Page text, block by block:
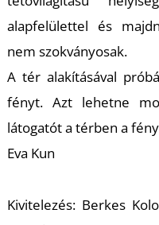
alapfelülettel és
nem szokványosak.
A tér alakításával
fényt. Azt lehetne
látogatót a térben a
Eva Kun
Kivitelezés: Berkes